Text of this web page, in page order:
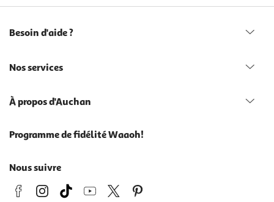
Besoin d'aide ?
Nos services
À propos d'Auchan
Programme de fidélité Waaoh!
Nous suivre